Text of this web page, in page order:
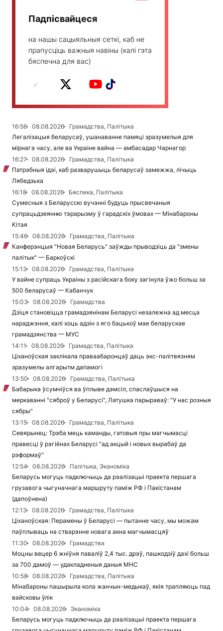
Падпісвайцеся
на нашы сацыяльныя сеткі, каб не
прапусціць важныя навіны (калі гэта
бяспечна для вас)
16:56 08.08.2026
Грамадства, Палітыка
Легалізацыя беларусаў, ушанаванне памяці зразумелыя для
мірнага часу, але ва Украіне вайна — амбасадар Чарнагор
16:27
08.08.2026
Грамадства, Палітыка
Патрэбныя ідэі, каб разварушыць беларусаў замежжа, лічыць
Лябедзька
16:18
08.08.2026
Бяспека, Палітыка
Сумесныя з Беларуссю вучэнні будуць прысвечаныя
супрацьдзеянню тэрарызму ў гарадскіх ўмовах — Мінабароны
Кітая
15:46
08.08.2026
Грамадства, Палітыка
Канферэнцыя "Новая Беларусь" заўжды прыводзіць да "змены
палітык" — Баркоўскі
15:13
08.08.2026
Грамадства, Палітыка
У вайне супраць Украіны з расійскага боку загінула ўжо больш за
500 беларусаў — Кабанчук
15:03
08.08.2026
Грамадства
Дзіця становіцца грамадзянінам Беларусі незалежна ад месца
нараджэння, калі хоць адзін з яго бацькоў мае беларускае
грамадзянства — МУС
14:11
08.08.2026
Грамадства, Палітыка
Ціханоўская заклікала праваабаронцаў даць экс-палітвязням
зразумелы алгарытм дапамогі
13:50
08.08.2026
Грамадства, Палітыка
Бабарыка ўсумніўся ва ўплыве дэмсіл, спаслаўшыся на
меркаванні "сяброў у Беларусі", Латушка парыраваў: "У нас розныя
сябры"
13:15
08.08.2026
Грамадства, Палітыка
Севярынец: Трэба мець каманды, гатовыя пры магчымасці
правесці ў рэгіёнах Беларусі "ад акцый і новых вырабаў да
рэформаў"
12:54
08.08.2026
Палітыка, Эканоміка
Беларусь могуць падключыць да рэалізацыі праекта першага
грузавога чыгуначнага маршруту паміж РФ і Пакістанам
(дапоўнена)
12:13
08.08.2026
Грамадства, Палітыка
Ціханоўская: Перамены ў Беларусі — пытанне часу, мы можам
паўплываць на стварэнне новага акна магчымасцяў
11:30
08.08.2026
Грамадства
Моцны вецер 6 жніўня паваліў 2,4 тыс. дрэў, пашкодзіў дахі больш
за 700 дамоў — удакладненыя даныя МНС
10:58
08.08.2026
Грамадства, Палітыка
Мінабароны пашырыла кола жанчын-медыкаў, якія трапляюць пад
вайсковы ўлік
10:04
08.08.2026
Эканоміка
Беларусь могуць падключыць да рэалізацыі праекта першага